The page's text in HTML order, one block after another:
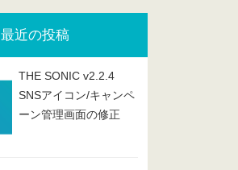
最近の投稿
THE SONIC v2.2.4
SNSアイコン/キャンペ
ーン管理画面の修正